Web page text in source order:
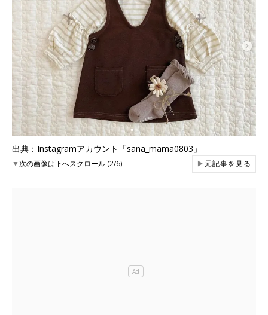
出典：Instagramアカウント「sana_mama0803」
▼次の画像は下へスクロール (2/6) ▶元記事を見る